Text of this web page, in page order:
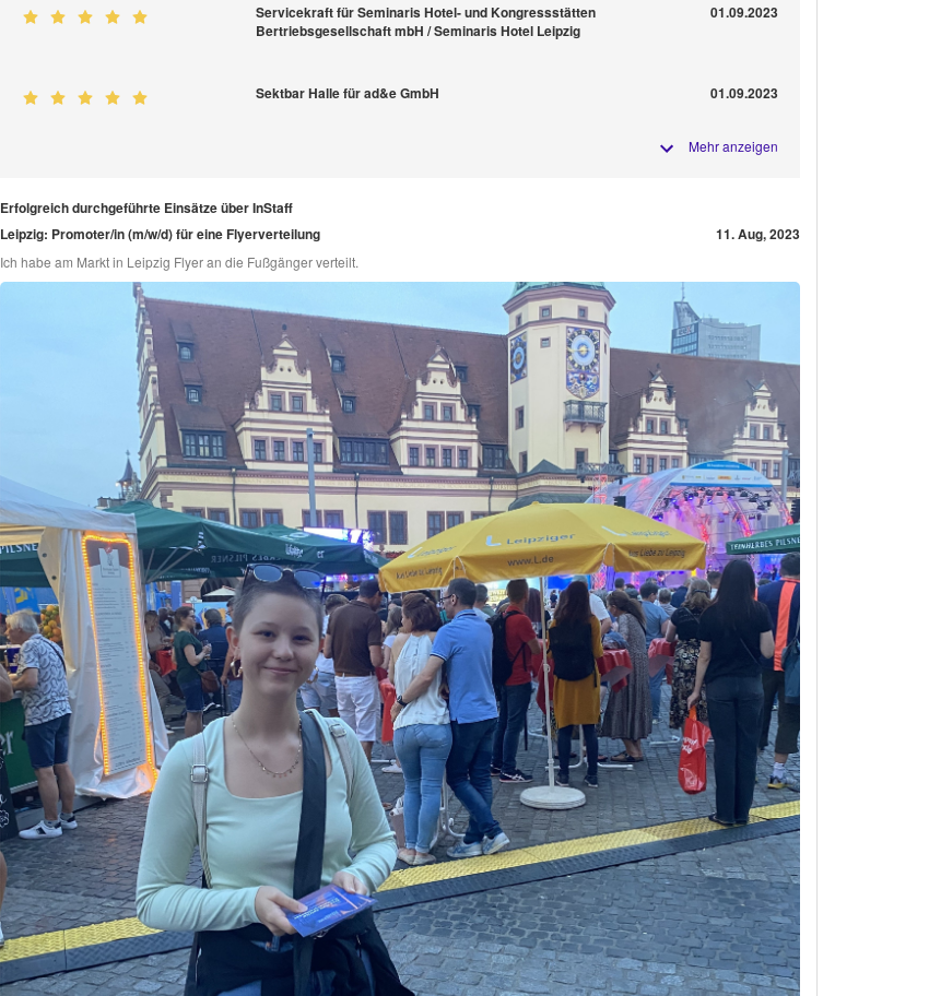
Servicekraft für Seminaris Hotel- und Kongressstätten
Bertriebsgesellschaft mbH / Seminaris Hotel Leipzig
01.09.2023
Sektbar Halle für ad&e GmbH 01.09.2023
Mehr anzeigen
Erfolgreich durchgeführte Einsätze über InStaff
Leipzig: Promoter/in (m/w/d) für eine Flyerverteilung
11. Aug, 2023
Ich habe am Markt in Leipzig Flyer an die Fußgänger verteilt.